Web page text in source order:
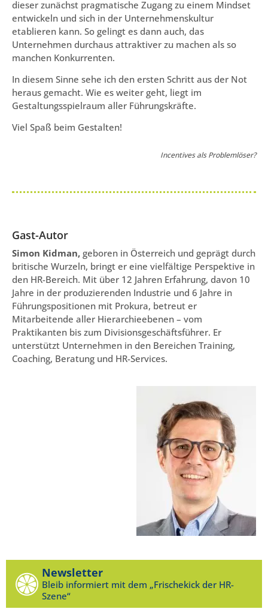
dieser zunächst pragmatische Zugang zu einem Mindset
entwickeln und sich in der Unternehmenskultur
etablieren kann. So gelingt es dann auch, das
Unternehmen durchaus attraktiver zu machen als so
manchen Konkurrenten.
In diesem Sinne sehe ich den ersten Schritt aus der Not
heraus gemacht. Wie es weiter geht, liegt im
Gestaltungsspielraum aller Führungskräfte.
Viel Spaß beim Gestalten!
Incentives als Problemlöser?
Gast-Autor
Simon Kidman, geboren in Österreich und geprägt durch
britische Wurzeln, bringt er eine vielfältige Perspektive in
den HR-Bereich. Mit über 12 Jahren Erfahrung, davon 10
Jahre in der produzierenden Industrie und 6 Jahre in
Führungspositionen mit Prokura, betreut er
Mitarbeitende aller Hierarchieebenen – vom
Praktikanten bis zum Divisionsgeschäftsführer. Er
unterstützt Unternehmen in den Bereichen Training,
Coaching, Beratung und HR-Services.
Newsletter
Bleib informiert mit dem „Frischekick der HR-
Szene“